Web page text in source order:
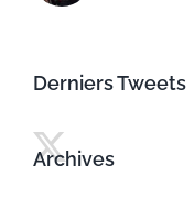
Derniers Tweets
Archives